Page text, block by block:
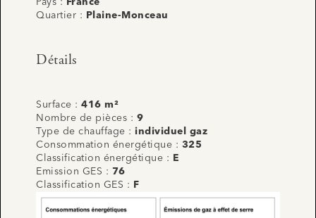
Quartier :
Plaine-Monceau
Détails
Surface : 416 m²
Nombre de pièces : 9
Type de chauffage : individuel gaz
Consommation énergétique : 325
Classification énergétique :
E
Emission GES : 76
Classification GES :
F